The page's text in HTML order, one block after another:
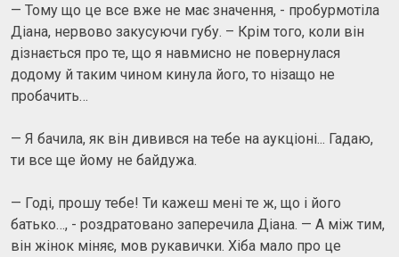
— Тому що це все вже не має значення, - пробурмотіла
Діана, нервово закусуючи губу. – Крім того, коли він
дізнається про те, що я навмисно не повернулася
додому й таким чином кинула його, то нізащо не
пробачить…
— Я бачила, як він дивився на тебе на аукціоні... Гадаю,
ти все ще йому не байдужа.
— Годі, прошу тебе! Ти кажеш мені те ж, що і його
батько…, - роздратовано заперечила Діана. — А між тим,
він жінок міняє, мов рукавички. Хіба мало про це